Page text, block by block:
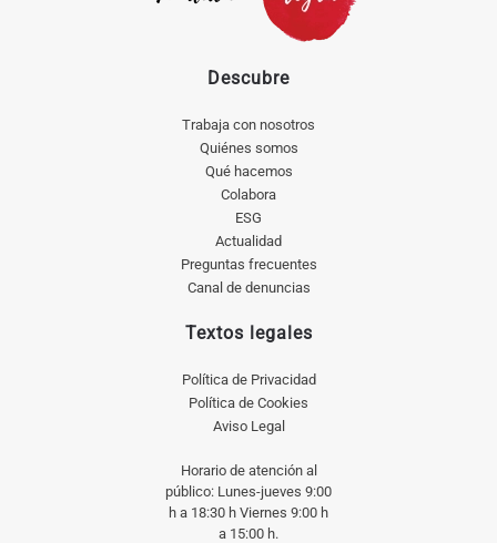
Descubre
Trabaja con nosotros
Quiénes somos
Qué hacemos
Colabora
ESG
Actualidad
Preguntas frecuentes
Canal de denuncias
Textos legales
Política de Privacidad
Política de Cookies
Aviso Legal
Horario de atención al
público: Lunes-jueves 9:00
h a 18:30 h Viernes 9:00 h
a 15:00 h.